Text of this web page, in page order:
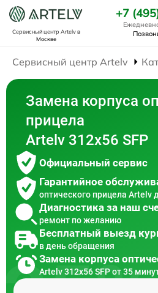
Сервисный центр Artelvв
Москве
+7
Сервисный центр Artelv
Замена корпуса
прицела
Artelv 312x56 SFP
Официальный сервис
Гарантийное
оптического прицела Artelv
Диагностика за наш
ремонт по желанию
Бесплатный выезд
в день обращения
Замена корпуса
Artelv 312x56 SFP от 35